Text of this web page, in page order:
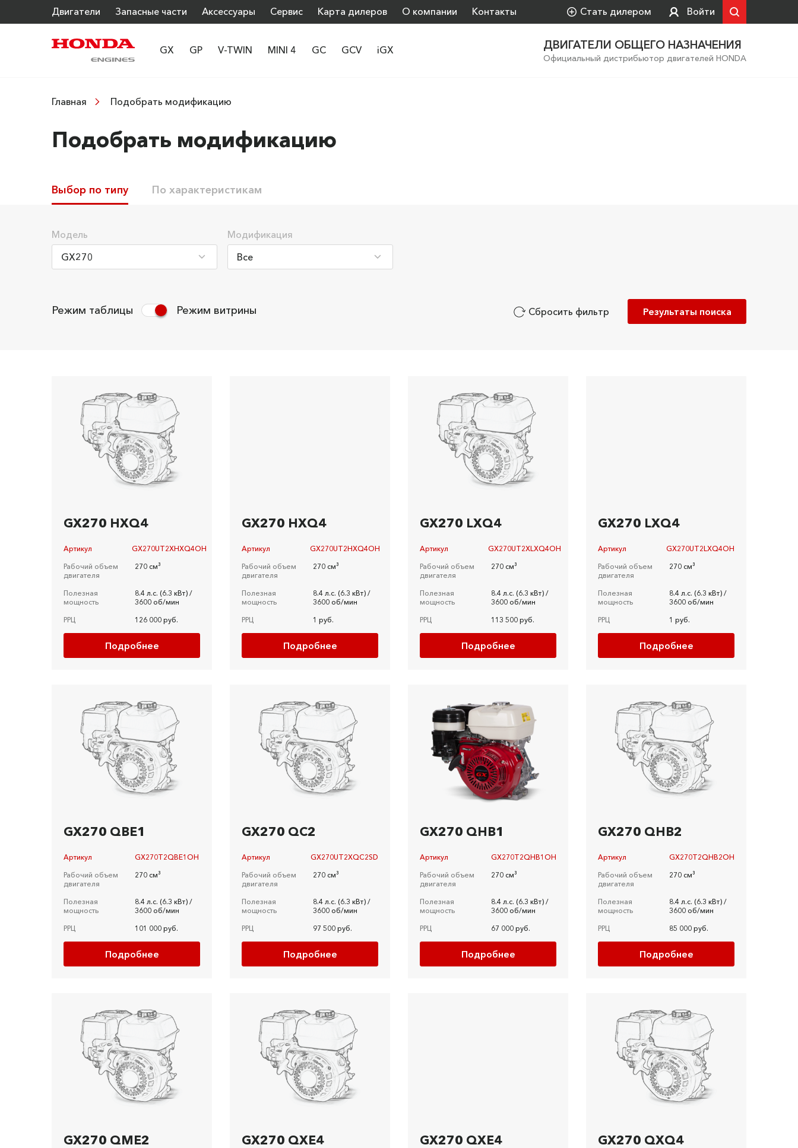
Двигатели Запасные части Аксессуары Сервис Карта дилеров О компании Контакты Стать дилером Войти
GX GP V-TWIN MINI 4 GC GCV iGX ДВИГАТЕЛИ ОБЩЕГО НАЗНАЧЕНИЯ
Официальный дистрибьютор двигателей HONDA
Главная Подобрать модификацию
Подобрать модификацию
Выбор по типу По характеристикам
Модель Модификация
Режим таблицы Режим витрины Сбросить фильтр
GX270 HXQ4
Артикул
GX270UT2XHXQ4OH
Рабочий объем
двигателя
270 см³
Полезная
мощность
8.4 л.c. (6.3 кВт) /
3600 об/мин
РРЦ
126 000 руб.
Подробнее
GX270 HXQ4
Артикул
GX270UT2HXQ4OH
Рабочий объем
двигателя
270 см³
Полезная
мощность
8.4 л.c. (6.3 кВт) /
3600 об/мин
РРЦ
1 руб.
Подробнее
GX270 LXQ4
Артикул
GX270UT2XLXQ4OH
Рабочий объем
двигателя
270 см³
Полезная
мощность
8.4 л.c. (6.3 кВт) /
3600 об/мин
РРЦ
113 500 руб.
Подробнее
GX270 LXQ4
Артикул
GX270UT2LXQ4OH
Рабочий объем
двигателя
270 см³
Полезная
мощность
8.4 л.c. (6.3 кВт) /
3600 об/мин
РРЦ
1 руб.
Подробнее
GX270 QBE1
Артикул
GX270T2QBE1OH
Рабочий объем
двигателя
270 см³
Полезная
мощность
8.4 л.c. (6.3 кВт) /
3600 об/мин
РРЦ
101 000 руб.
Подробнее
GX270 QC2
Артикул
GX270UT2XQC2SD
Рабочий объем
двигателя
270 см³
Полезная
мощность
8.4 л.c. (6.3 кВт) /
3600 об/мин
РРЦ
97 500 руб.
Подробнее
GX270 QHB1
Артикул
GX270T2QHB1OH
Рабочий объем
двигателя
270 см³
Полезная
мощность
8.4 л.c. (6.3 кВт) /
3600 об/мин
РРЦ
67 000 руб.
Подробнее
GX270 QHB2
Артикул
GX270T2QHB2OH
Рабочий объем
двигателя
270 см³
Полезная
мощность
8.4 л.c. (6.3 кВт) /
3600 об/мин
РРЦ
85 000 руб.
Подробнее
GX270 QME2 GX270 QXE4 GX270 QXE4 GX270 QXQ4